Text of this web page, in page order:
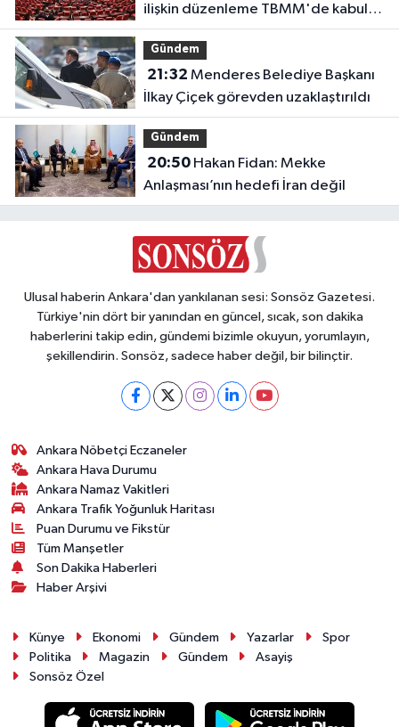
ilişkin düzenleme TBMM'de kabul
edildi
Gündem
21:32
İlkay Çiçek görevden uzaklaştırıldı
Gündem
20:50Hakan Fidan: Mekke
Anlaşması’nın hedefi İran değil
Ulusal haberin Ankara'dan yankılanan sesi: Sonsöz Gazetesi.
Türkiye'nin dört bir yanından en güncel, sıcak, son dakika
haberlerini takip edin, gündemi bizimle okuyun, yorumlayın,
şekillendirin. Sonsöz, sadece haber değil, bir bilinçtir.
Ankara Nöbetçi Eczaneler
Ankara Hava Durumu
Ankara Namaz Vakitleri
Ankara Trafik Yoğunluk Haritası
Puan Durumu ve Fikstür
Tüm Manşetler
Son Dakika Haberleri
Haber Arşivi
Künye Ekonomi Gündem Yazarlar
Spor
Politika
Magazin Gündem
Asayiş
Sonsöz Özel